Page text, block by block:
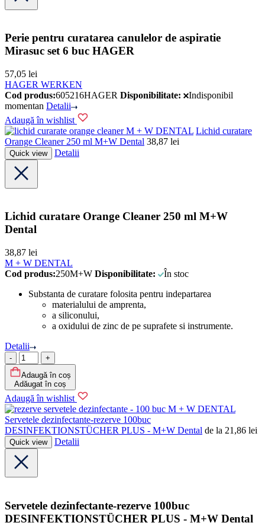
Perie pentru curatarea canulelor de aspiratie
Mirasuc set 6 buc HAGER
57,05 lei
HAGER WERKEN
Cod produs:605216HAGER Disponibilitate:
Indisponibil
momentan Detalii
Adaugă în wishlist
M + W DENTAL Lichid curatare
Orange Cleaner 250 ml M+W Dental 38,87 lei
Quick view Detalii
Lichid curatare Orange Cleaner 250 ml M+W
Dental
38,87 lei
M + W DENTAL
Cod produs:250M+W Disponibilitate:
În stoc
Substanta de curatare folosita pentru indepartarea
materialului de amprenta,
a siliconului,
a oxidului de zinc de pe suprafete si instrumente.
Detalii
Cantitate
Adaugă în coș
Adăugat în coș
Adaugă în wishlist
M + W DENTAL
Servetele dezinfectante-rezerve 100buc
DESINFEKTIONSTÜCHER PLUS - M+W Dental de la 21,86 lei
Quick view Detalii
Servetele dezinfectante-rezerve 100buc
DESINFEKTIONSTÜCHER PLUS - M+W Dental